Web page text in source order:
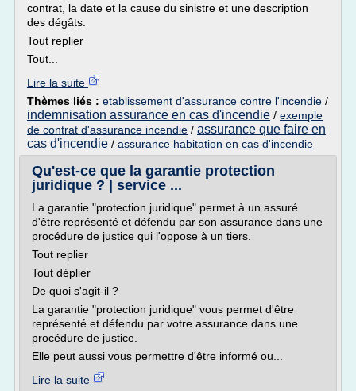
contrat, la date et la cause du sinistre et une description
des dégâts.
Tout replier
Tout...
Lire la suite
Thèmes liés : etablissement d'assurance contre l'incendie /
indemnisation assurance en cas d'incendie / exemple
de contrat d'assurance incendie / assurance que faire en
cas d'incendie / assurance habitation en cas d'incendie
Qu'est-ce que la garantie protection
juridique ? | service ...
La garantie "protection juridique" permet à un assuré
d'être représenté et défendu par son assurance dans une
procédure de justice qui l'oppose à un tiers.
Tout replier
Tout déplier
De quoi s'agit-il ?
La garantie "protection juridique" vous permet d'être
représenté et défendu par votre assurance dans une
procédure de justice.
Elle peut aussi vous permettre d'être informé ou...
Lire la suite